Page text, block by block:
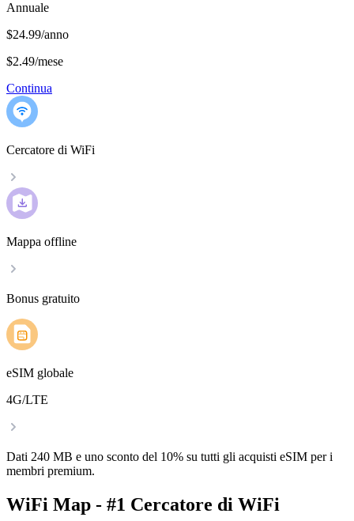
Annuale
$24.99/anno
$2.49/mese
Continua
Cercatore di WiFi
Mappa offline
Bonus gratuito
eSIM globale
4G/LTE
Dati 240 MB e uno sconto del 10% su tutti gli acquisti eSIM per i
membri premium.
WiFi Map - #1 Cercatore di WiFi